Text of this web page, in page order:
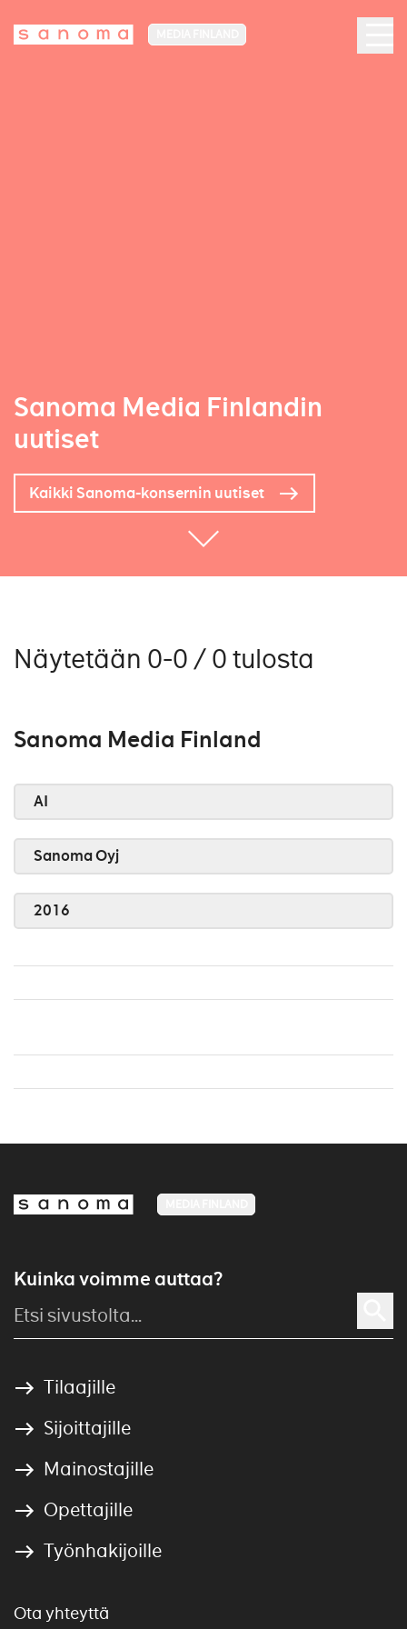
Sanoma Media Finlandin
uutiset
Kaikki Sanoma-konsernin uutiset
Näytetään 0-0 / 0 tulosta
Sanoma Media Finland
AI
Sanoma Oyj
2016
Kuinka voimme auttaa?
Tilaajille
Sijoittajille
Mainostajille
Opettajille
Työnhakijoille
Ota yhteyttä